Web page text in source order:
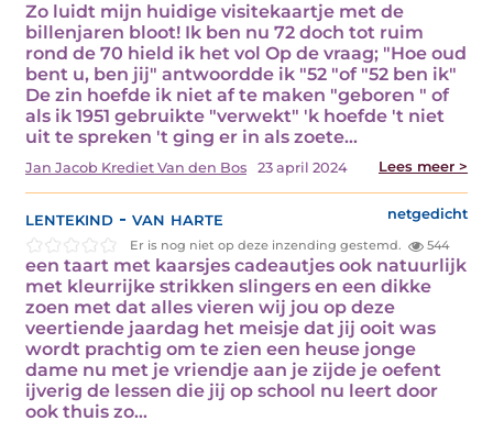
Zo luidt mijn huidige visitekaartje met de
billenjaren bloot! Ik ben nu 72 doch tot ruim
rond de 70 hield ik het vol Op de vraag; "Hoe oud
bent u, ben jij" antwoordde ik "52 "of "52 ben ik"
De zin hoefde ik niet af te maken "geboren " of
als ik 1951 gebruikte "verwekt" 'k hoefde 't niet
uit te spreken 't ging er in als zoete…
Jan Jacob Krediet Van den Bos 23 april 2024 Lees meer >
lentekind - van harte netgedicht
Er is nog niet op deze inzending gestemd. 544
een taart met kaarsjes cadeautjes ook natuurlijk
met kleurrijke strikken slingers en een dikke
zoen met dat alles vieren wij jou op deze
veertiende jaardag het meisje dat jij ooit was
wordt prachtig om te zien een heuse jonge
dame nu met je vriendje aan je zijde je oefent
ijverig de lessen die jij op school nu leert door
ook thuis zo…